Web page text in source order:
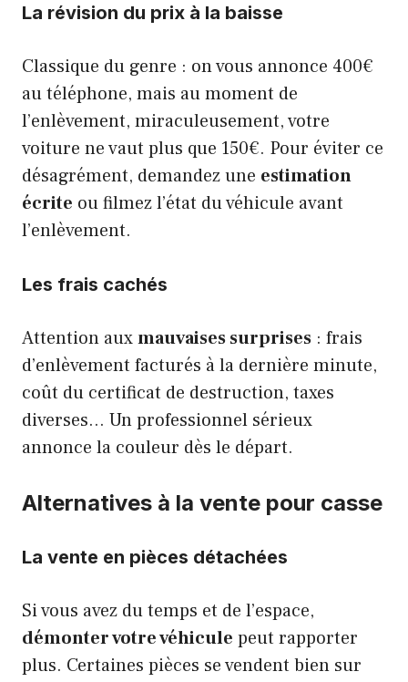
La révision du prix à la baisse
Classique du genre : on vous annonce 400€
au téléphone, mais au moment de
l’enlèvement, miraculeusement, votre
voiture ne vaut plus que 150€. Pour éviter ce
désagrément, demandez une estimation
écrite ou filmez l’état du véhicule avant
l’enlèvement.
Les frais cachés
Attention auxmauvaises surprises : frais
d’enlèvement facturés à la dernière minute,
coût du certificat de destruction, taxes
diverses… Un professionnel sérieux
annonce la couleur dès le départ.
Alternatives à la vente pour casse
La vente en pièces détachées
Si vous avez du temps et de l’espace,
démonter votre véhicule peut rapporter
plus. Certaines pièces se vendent bien sur